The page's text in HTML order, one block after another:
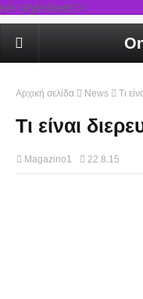
rel='stylesheet'/>
Αρχική σελίδα News Τι
Τι είναι
Magazino1 22.8.15